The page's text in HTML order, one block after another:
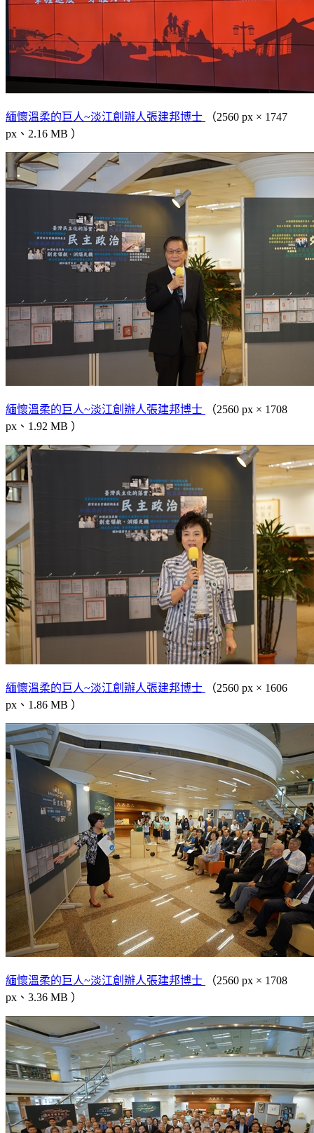
緬懷溫柔的巨人~淡江創辦人張建邦博士
（2560 px × 1747
px、2.16 MB ）
緬懷溫柔的巨人~淡江創辦人張建邦博士
（2560 px × 1708
px、1.92 MB ）
緬懷溫柔的巨人~淡江創辦人張建邦博士
（2560 px × 1606
px、1.86 MB ）
緬懷溫柔的巨人~淡江創辦人張建邦博士
（2560 px × 1708
px、3.36 MB ）